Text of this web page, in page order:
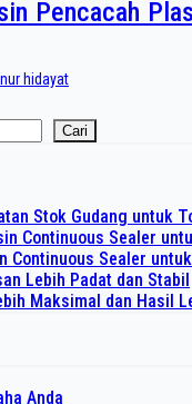
Pencacah
hidayat
Cari
Stok Gudang untuk
Continuous Sealer
Continuous Sealer
Lebih Padat dan Stabil
Maksimal dan Hasil
Anda